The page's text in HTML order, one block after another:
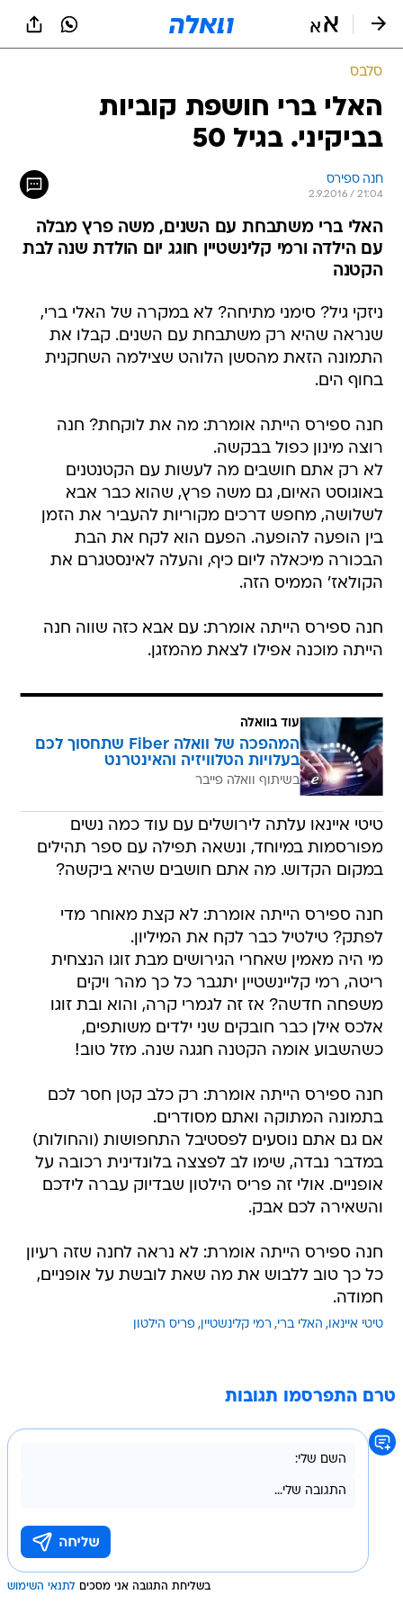
סלבס
האלי ברי חושפת קוביות
בביקיני. בגיל 50
חנה ספירס
2.9.2016 / 21:04
האלי ברי משתבחת עם השנים, משה פרץ מבלה
עם הילדה ורמי קלינשטיין חוגג יום הולדת שנה לבת
הקטנה
ניזקי גיל? סימני מתיחה? לא במקרה של האלי ברי,
שנראה שהיא רק משתבחת עם השנים. קבלו את
התמונה הזאת מהסשן הלוהט שצילמה השחקנית
בחוף הים.
חנה ספירס הייתה אומרת: מה את לוקחת? חנה
רוצה מינון כפול בבקשה.
לא רק אתם חושבים מה לעשות עם הקטנטנים
באוגוסט האיום, גם משה פרץ, שהוא כבר אבא
לשלושה, מחפש דרכים מקוריות להעביר את הזמן
בין הופעה להופעה. הפעם הוא לקח את הבת
הבכורה מיכאלה ליום כיף, והעלה לאינסטגרם את
הקולאז' הממיס הזה.
חנה ספירס הייתה אומרת: עם אבא כזה שווה חנה
הייתה מוכנה אפילו לצאת מהמזגן.
עוד בוואלה
המהפכה של וואלה Fiber שתחסוך לכם
בעלויות הטלוויזיה והאינטרנט
בשיתוף וואלה פייבר
טיטי איינאו עלתה לירושלים עם עוד כמה נשים
מפורסמות במיוחד, ונשאה תפילה עם ספר תהילים
במקום הקדוש. מה אתם חושבים שהיא ביקשה?
חנה ספירס הייתה אומרת: לא קצת מאוחר מדי
לפתק? טילטיל כבר לקח את המיליון.
מי היה מאמין שאחרי הגירושים מבת זוגו הנצחית
ריטה, רמי קליינשטיין יתגבר כל כך מהר ויקים
משפחה חדשה? אז זה לגמרי קרה, והוא ובת זוגו
אלכס אילן כבר חובקים שני ילדים משותפים,
כשהשבוע אומה הקטנה חגגה שנה. מזל טוב!
חנה ספירס הייתה אומרת: רק כלב קטן חסר לכם
בתמונה המתוקה ואתם מסודרים.
אם גם אתם נוסעים לפסטיבל התחפושות (והחולות)
במדבר נבדה, שימו לב לפצצה בלונדינית רכובה על
אופניים. אולי זה פריס הילטון שבדיוק עברה לידכם
והשאירה לכם אבק.
חנה ספירס הייתה אומרת: לא נראה לחנה שזה רעיון
כל כך טוב ללבוש את מה שאת לובשת על אופניים,
חמודה.
טיטי איינאו האלי ברי רמי קלינשטיין פריס הילטון
טרם התפרסמו תגובות
בשליחת התגובה אני מסכים לתנאי השימוש